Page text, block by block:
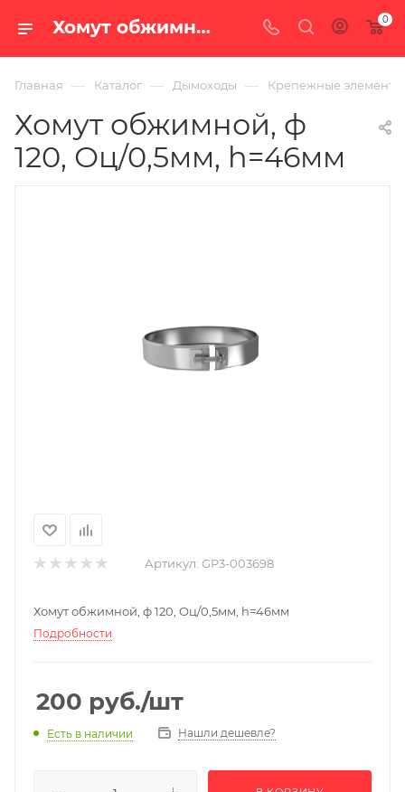
Хомут обжимной, ф 120, Оц/0,5мм, h=46мм — купить в Екатеринбурге по цене 200 руб. в интернет-магазине «100 печей.ру» 0
Главная — Каталог — Дымоходы — Крепежные
Хомут обжимной, ф
120, Оц/0,5мм, h=46мм
Артикул: GP3-003698
Хомут обжимной, ф 120, Оц/0,5мм, h=46мм
Подробности
200 руб./шт
Есть в наличии Нашли дешевле?